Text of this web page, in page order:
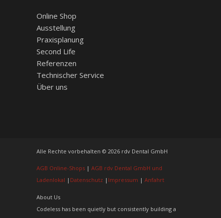
Online Shop
Ausstellung
Praxisplanung
Second Life
Referenzen
Technischer Service
Über uns
Alle Rechte vorbehalten © 2026 rdv Dental GmbH
AGB Online-Shops | AGB rdv Dental GmbH und
Ladenlokal | Datenschutz | Impressum | Anfahrt
About Us
Codeless has been quietly but consistently building a